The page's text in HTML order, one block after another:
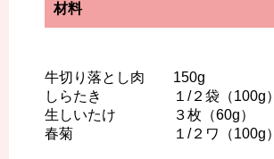
材料
牛切り落とし肉 150g
しらたき １/２袋（100g）
生しいたけ ３枚（60g）
春菊 １/２ワ（100g）